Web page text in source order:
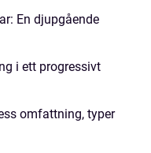
En djupgående
i ett progressivt
omfattning, typer